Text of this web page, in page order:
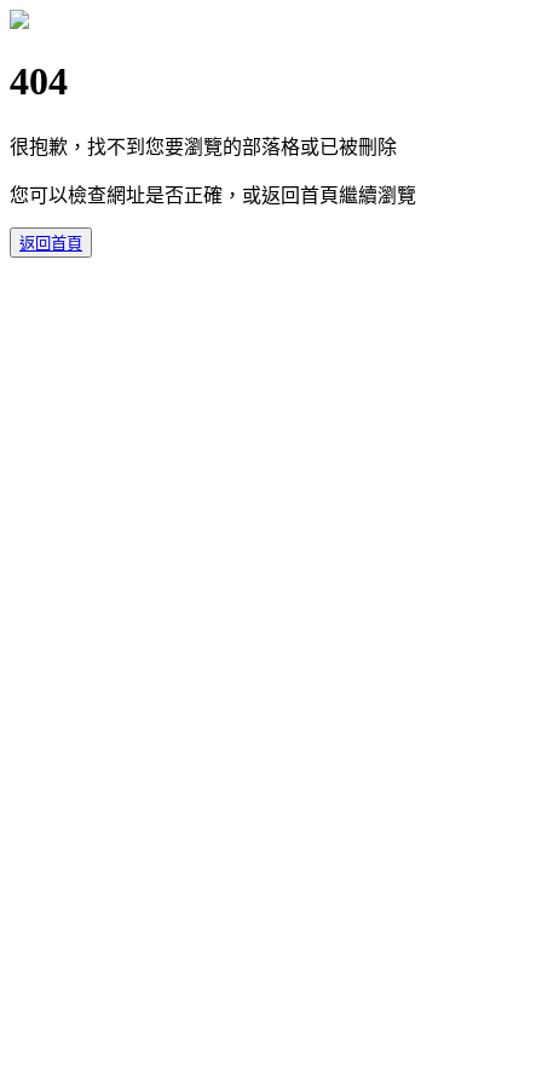
404
很抱歉，找不到您要瀏覽的部落格或已被刪除
您可以檢查網址是否正確，或返回首頁繼續瀏覽
返回首頁